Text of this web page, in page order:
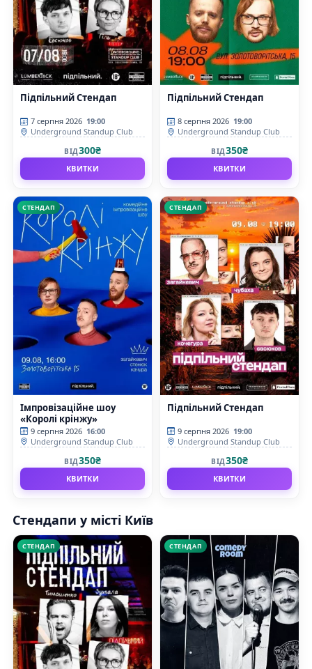
Підпільний Стендап
7 серпня 2026 19:00
Underground Standup Club
ВІД300₴
КВИТКИ
Підпільний Стендап
8 серпня 2026 19:00
Underground Standup Club
ВІД350₴
КВИТКИ
СТЕНДАП
Імпровізаційне шоу
«Королі крінжу»
9 серпня 2026 16:00
Underground Standup Club
ВІД350₴
КВИТКИ
СТЕНДАП
Підпільний Стендап
9 серпня 2026 19:00
Underground Standup Club
ВІД350₴
КВИТКИ
Стендапи у місті Київ
СТЕНДАП СТЕНДАП